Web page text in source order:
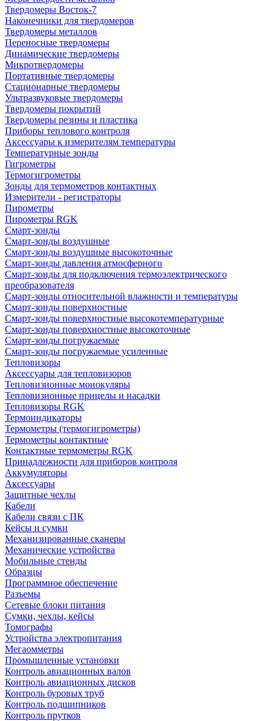
Твердомеры Восток-7
Наконечники для твердомеров
Твердомеры металлов
Переносные твердомеры
Динамические твердомеры
Микротвердомеры
Портативные твердомеры
Стационарные твердомеры
Ультразвуковые твердомеры
Твердомеры покрытий
Твердомеры резины и пластика
Приборы теплового контроля
Аксессуары к измерителям температуры
Температурные зонды
Гигрометры
Термогигрометры
Зонды для термометров контактных
Измерители - регистраторы
Пирометры
Пирометры RGK
Смарт-зонды
Смарт-зонды воздушные
Смарт-зонды воздушные высокоточные
Смарт-зонды давления атмосферного
Смарт-зонды для подключения термоэлектрического
преобразователя
Смарт-зонды относительной влажности и температуры
Смарт-зонды поверхностные
Смарт-зонды поверхностные высокотемпературные
Смарт-зонды поверхностные высокоточные
Смарт-зонды погружаемые
Смарт-зонды погружаемые усиленные
Тепловизоры
Аксессуары для тепловизоров
Тепловизионные монокуляры
Тепловизионные прицелы и насадки
Тепловизоры RGK
Термоиндикаторы
Термометры (термогигрометры)
Термометры контактные
Контактные термометры RGK
Принадлежности для приборов контроля
Аккумуляторы
Аксессуары
Защитные чехлы
Кабели
Кабели связи с ПК
Кейсы и сумки
Механизированные сканеры
Механические устройства
Мобильные стенды
Образцы
Программное обеспечение
Разъемы
Сетевые блоки питания
Сумки, чехлы, кейсы
Томографы
Устройства электропитания
Мегаомметры
Промышленные установки
Контроль авиационных валов
Контроль авиационных дисков
Контроль буровых труб
Контроль подшипников
Контроль прутков